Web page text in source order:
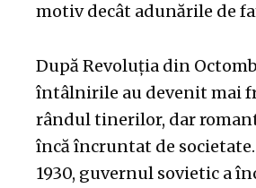
motiv decât adunările de
După Revoluția din
întâlnirile au devenit mai
rândul tinerilor, dar
încă încruntat de
1930, guvernul sovietic a